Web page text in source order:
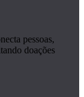
pessoas,
doações